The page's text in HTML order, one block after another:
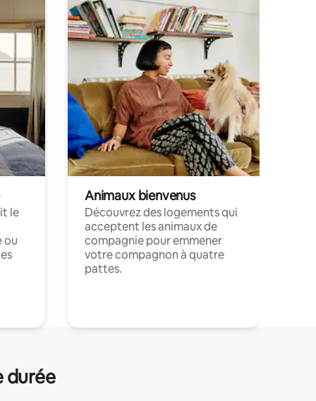
le
ou
Animaux bienvenus
Découvrez des logements qui
acceptent les animaux de
compagnie pour emmener
votre compagnon à quatre
pattes.
durée